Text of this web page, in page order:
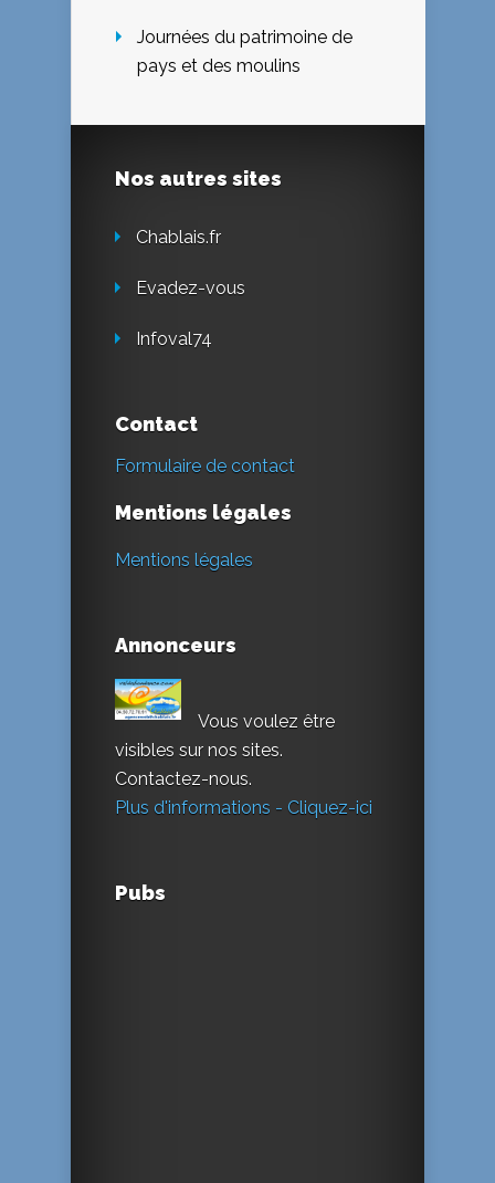
Journées du patrimoine de
pays et des moulins
Nos autres sites
Chablais.fr
Evadez-vous
Infoval74
Contact
Formulaire de contact
Mentions légales
Mentions légales
Annonceurs
Vous voulez être
visibles sur nos sites.
Contactez-nous.
Plus d'informations - Cliquez-ici
Pubs